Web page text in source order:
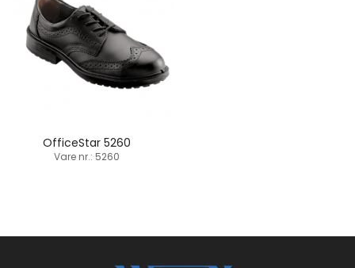
OfficeStar 5260
Vare nr.: 5260